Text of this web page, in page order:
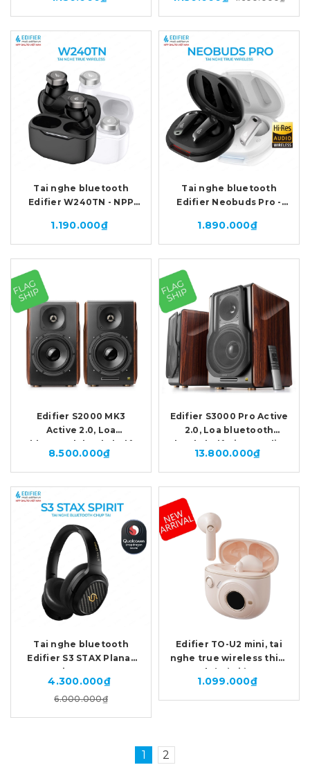
Tai nghe bluetooth
Edifier W240TN - NPP
1.190.000₫
Tai nghe bluetooth
Edifier Neobuds Pro -
1.890.000₫
Edifier S2000 MK3
Active 2.0, Loa
bluetooth bookshelf
Hires Audio 130W- Màu
nâu
8.500.000₫
Edifier S3000 Pro Active
2.0, Loa bluetooth
bookshelf Hires Audio
256W- Màu nâu
13.800.000₫
Tai nghe bluetooth
Edifier S3 STAX Planar
Magnetic - NPP DALITO
4.300.000₫
6.000.000₫
Edifier TO-U2 mini, tai
nghe true wireless thiết
kế cổ điển
1.099.000₫
1 2